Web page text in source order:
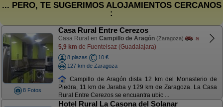
... PERO, TE SUGERIMOS ALOJAMIENTOS CERCANOS
:
8 Fotos
Casa Rural Entre Cerezos
Casa Rural en Campillo de Aragón (Zaragoza)
a
5,9 km de Fuentelsaz (Guadalajara)
8 plazas
10 €
127 km de Zaragoza
Campillo de Aragón dista 12 km del Monasterio de
Piedra, 11 km de Jaraba y 129 km de Zaragoza. La Casa
Rural Entre Cerezos se encuantra ubic ...
Hotel Rural La Casona del Solanar